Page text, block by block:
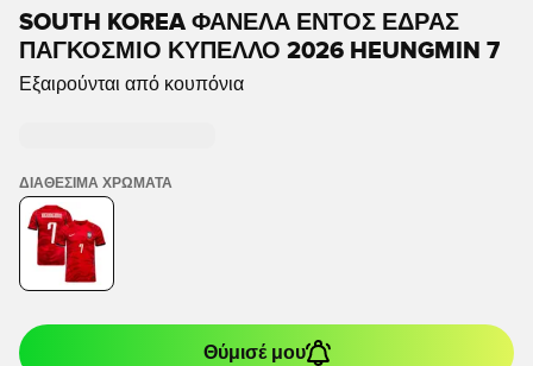
SOUTH KOREA ΦΑΝΈΛΑ ΕΝΤΌΣ ΈΔΡΑΣ
ΠΑΓΚΌΣΜΙΟ ΚΎΠΕΛΛΟ 2026 HEUNGMIN 7
Εξαιρούνται από κουπόνια
ΔΙΑΘΈΣΙΜΑ ΧΡΏΜΑΤΑ
Θύμισέ μου